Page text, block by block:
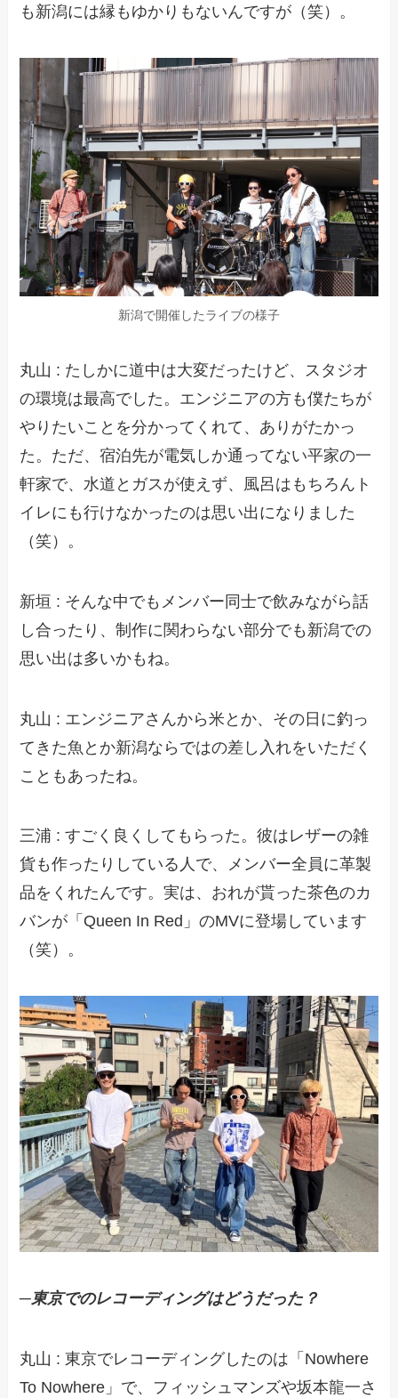
も新潟には縁もゆかりもないんですが（笑）。
新潟で開催したライブの様子
丸山 : たしかに道中は大変だったけど、スタジオ
の環境は最高でした。エンジニアの方も僕たちが
やりたいことを分かってくれて、ありがたかっ
た。ただ、宿泊先が電気しか通ってない平家の一
軒家で、水道とガスが使えず、風呂はもちろんト
イレにも行けなかったのは思い出になりました
（笑）。
新垣 : そんな中でもメンバー同士で飲みながら話
し合ったり、制作に関わらない部分でも新潟での
思い出は多いかもね。
丸山 : エンジニアさんから米とか、その日に釣っ
てきた魚とか新潟ならではの差し入れをいただく
こともあったね。
三浦 : すごく良くしてもらった。彼はレザーの雑
貨も作ったりしている人で、メンバー全員に革製
品をくれたんです。実は、おれが貰った茶色のカ
バンが「Queen In Red」のMVに登場しています
（笑）。
─東京でのレコーディングはどうだった？
丸山 : 東京でレコーディングしたのは「Nowhere
To Nowhere」で、フィッシュマンズや坂本龍一さ